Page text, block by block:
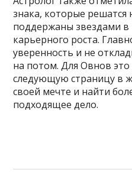
знака, которые решатся
поддержаны звездами в
карьерного роста.
уверенность и не
на потом. Для Овнов
следующую страницу в
своей мечте и найти
подходящее дело.